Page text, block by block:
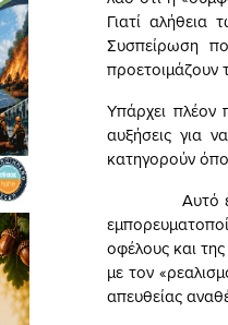
Γιατί
Συσπείρωση
προετοιμάζουν
Υπάρχει
αυξήσεις για
κατηγορούν
Αυτό είναι
οφέλους και
με τον
απευθείας